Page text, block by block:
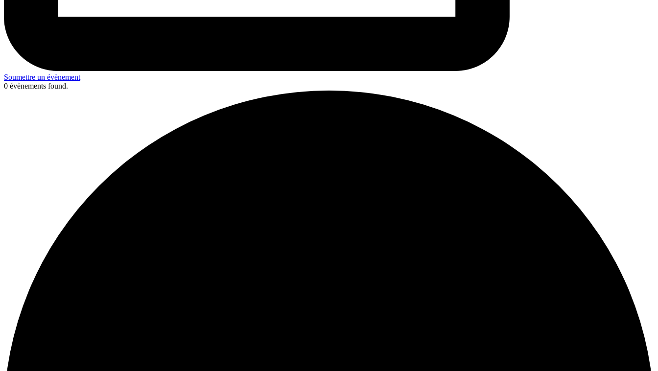
Soumettre un évènement
0 évènements found.